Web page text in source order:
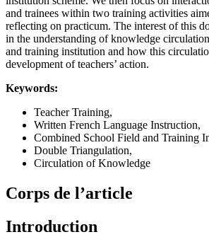
and trainees within two training activities
reflecting on practicum. The interest of this
in the understanding of knowledge
and training institution and how this
development of teachers’ action.
Keywords:
Teacher Training,
Written French Language Instruction,
Combined School Field and Training
Double Triangulation,
Circulation of Knowledge
Corps de l’article
Introduction